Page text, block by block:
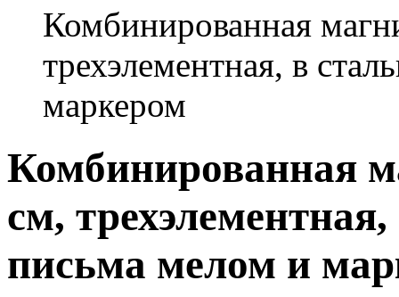
Комбинированная
трехэлементная, в
маркером
Комбинированная
см,
письма мелом и